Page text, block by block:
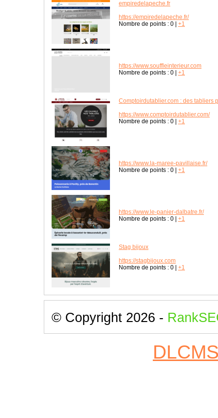
empiredelapeche.fr
https://empiredelapeche.fr/
Nombre de points : 0 +1
https://www.souffleinterieur.com
Nombre de points : 0 +1
Comptoirdutablier.com : des tabliers
https://www.comptoirdutablier.com/
Nombre de points : 0 +1
https://www.la-maree-pavillaise.fr/
Nombre de points : 0 +1
https://www.le-panier-dalbatre.fr/
Nombre de points : 0 +1
Stag bijoux
https://stagbijoux.com
Nombre de points : 0 +1
© Copyright 2026 -